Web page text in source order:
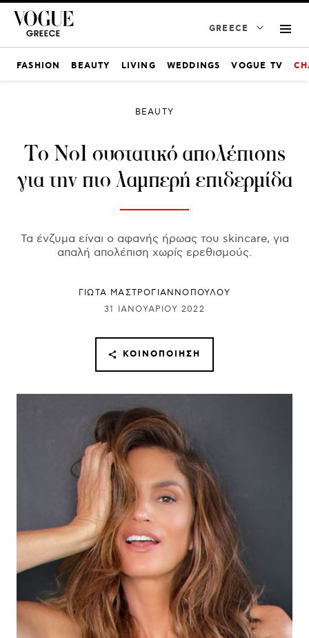
GREECE
FASHION BEAUTY LIVING WEDDINGS VOGUE TV
BEAUTY
Το No1 συστατικό απολέπισης
για την πιο λαμπερή επιδερμίδα
Τα ένζυμα είναι ο αφανής ήρωας του skincare, για
απαλή απολέπιση χωρίς ερεθισμούς.
ΓΙΩΤΑ ΜΑΣΤΡΟΓΙΑΝΝΟΠΟΥΛΟΥ
31 ΙΑΝΟΥΑΡΊΟΥ 2022
ΚΟΙΝΟΠΟΊΗΣΗ